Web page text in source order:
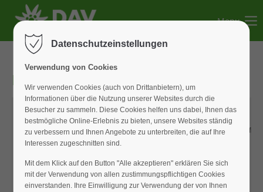
Der Eintrag "offcanvas-col2" existiert leider nicht.
Der Eintrag "offcanvas-col3" existiert leider nicht.
Der Eintrag "offcanvas-col4" existiert leider nicht.
Menu
DAV-Newsletter 2025-12
Datenschutzeinstellungen
Verwendung von Cookies
Wir verwenden Cookies (auch von Drittanbietern), um
Informationen über die Nutzung unserer Websites durch die
Besucher zu sammeln. Diese Cookies helfen uns dabei, Ihnen das
bestmögliche Online-Erlebnis zu bieten, unsere Websites ständig
zu verbessern und Ihnen Angebote zu unterbreiten, die auf Ihre
Interessen zugeschnitten sind.
Mit dem Klick auf den Button "Alle akzeptieren" erklären Sie sich
mit der Verwendung von allen zustimmungspflichtigen Cookies
einverstanden. Ihre Einwilligung zur Verwendung der von Ihnen